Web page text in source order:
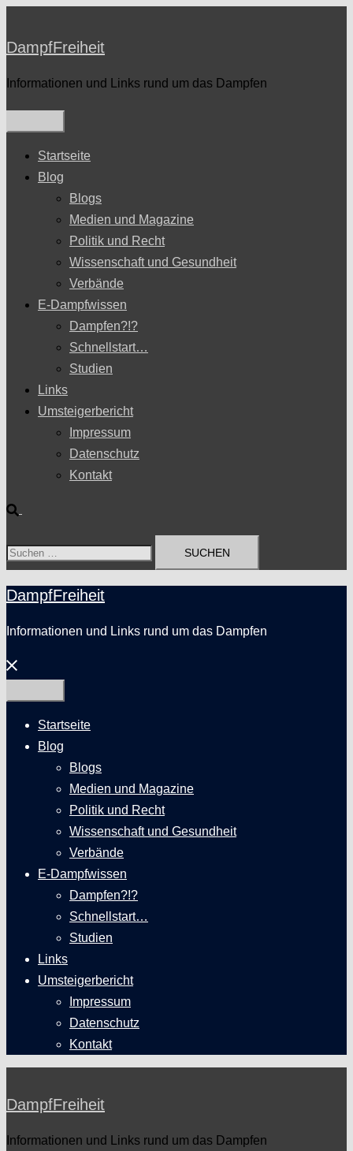
springen
DampfFreiheit
Informationen und Links rund um das Dampfen
Startseite
Blog
Blogs
Medien und Magazine
Politik und Recht
Wissenschaft und Gesundheit
Verbände
E-Dampfwissen
Dampfen?!?
Schnellstart…
Studien
Links
Umsteigerbericht
Impressum
Datenschutz
Kontakt
Suche
Suchen
DampfFreiheit
Informationen und Links rund um das Dampfen
Menü
schließen
Startseite
Blog
Blogs
Medien und Magazine
Politik und Recht
Wissenschaft und Gesundheit
Verbände
E-Dampfwissen
Dampfen?!?
Schnellstart…
Studien
Links
Umsteigerbericht
Impressum
Datenschutz
Kontakt
DampfFreiheit
Informationen und Links rund um das Dampfen